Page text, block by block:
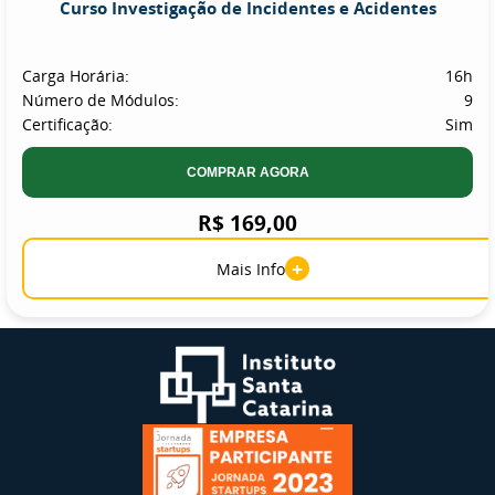
Curso Investigação de Incidentes e Acidentes
Carga Horária:
16h
Número de Módulos:
9
Certificação:
Sim
COMPRAR AGORA
R$ 169,00
Mais Info +